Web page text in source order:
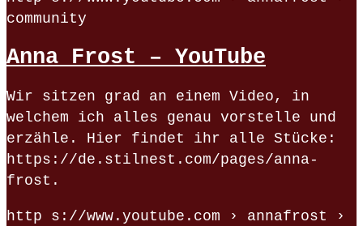
community
Anna Frost – YouTube
Wir sitzen grad an einem Video, in
welchem ich alles genau vorstelle und
erzähle. Hier findet ihr alle Stücke:
https://de.stilnest.com/pages/anna-
frost.
http s://www.youtube.com › annafrost ›